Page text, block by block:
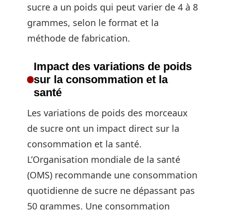
sucre a un poids qui peut varier de 4 à 8
grammes, selon le format et la
méthode de fabrication.
Impact des variations de poids
sur la consommation et la
santé
Les variations de poids des morceaux
de sucre ont un impact direct sur la
consommation et la santé.
L’Organisation mondiale de la santé
(OMS) recommande une consommation
quotidienne de sucre ne dépassant pas
50 grammes. Une consommation